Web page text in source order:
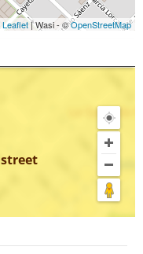
Leaflet| Wasi - ©OpenStreetMap
street